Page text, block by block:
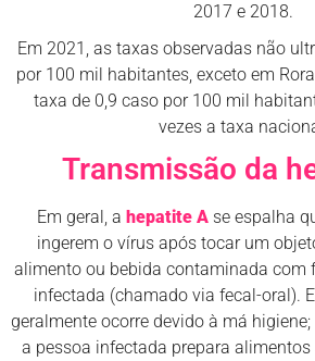
2017 e 2018.
Em 2021, as taxas observadas não
por 100 mil habitantes, exceto em
taxa de 0,9 caso por 100 mil
vezes a taxa
Transmissão da
Em geral, a hepatite A se espalha
ingerem o vírus após tocar um
alimento ou bebida contaminada com
infectada (chamado via fecal-oral).
geralmente ocorre devido à má
a pessoa infectada prepara